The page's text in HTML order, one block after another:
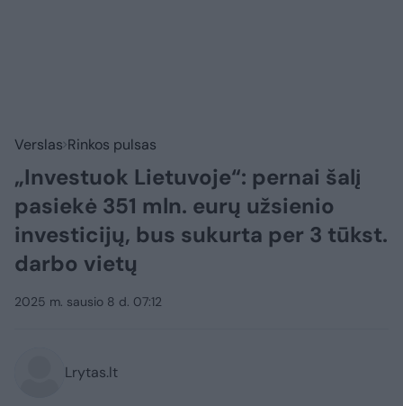
Verslas Rinkos pulsas
„Investuok Lietuvoje“: pernai šalį
pasiekė 351 mln. eurų užsienio
investicijų, bus sukurta per 3 tūkst.
darbo vietų
2025 m. sausio 8 d. 07:12
Lrytas.lt